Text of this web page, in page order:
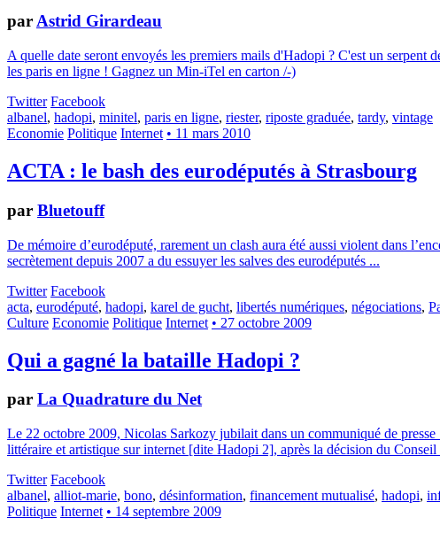
parAstrid Girardeau
A quelle date seront envoyés les premiers mails d'Hadopi ? C'est un
les paris en ligne ! Gagnez un Min-iTel en carton /-)
Twitter Facebook
albanel, hadopi, minitel, paris en ligne, riester, riposte graduée, tardy, vintage
Economie Politique Internet • 11 mars 2010
ACTA : le bash des eurodéputés à Strasbourg
par Bluetouff
De mémoire d’eurodéputé, rarement un clash aura été aussi violent dans
secrètement depuis 2007 a du essuyer les salves des eurodéputés ...
Twitter Facebook
acta, eurodéputé, hadopi, karel de gucht, libertés numériques, négociations,
Culture Economie Politique Internet • 27 octobre 2009
Qui a gagné la bataille Hadopi ?
par La Quadrature du Net
Le 22 octobre 2009, Nicolas Sarkozy jubilait dans un communiqué de
littéraire et artistique sur internet [dite Hadopi 2], après la décision du
Twitter Facebook
albanel, alliot-marie, bono, désinformation, financement mutualisé, hadopi,
Politique Internet • 14 septembre 2009